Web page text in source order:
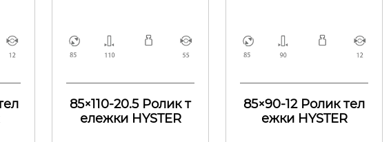
85×110-20.5 Ролик т
ележки HYSTER
85×90-12 Ролик тел
ежки HYSTER